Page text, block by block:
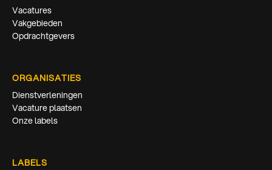
Vacatures
Vakgebieden
Opdrachtgevers
ORGANISATIES
Dienstverleningen
Vacature plaatsen
Onze labels
LABELS